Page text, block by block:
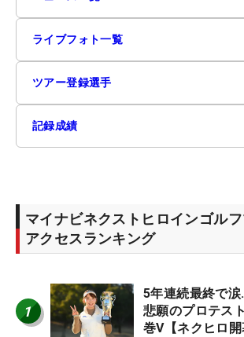
ライブフォト一覧
ツアー登録選手
記録成績
マイナビネクストヒロインゴル
アクセスランキング
1
5年連続最終で
悲願のプロテス
巻V【ネクヒロ開